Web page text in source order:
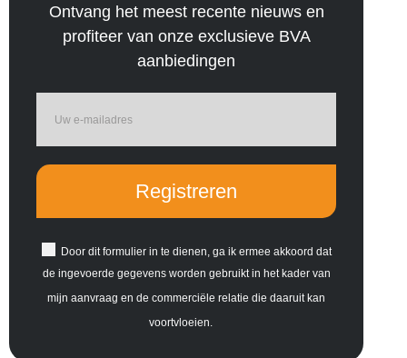
Ontvang het meest recente nieuws en
profiteer van onze exclusieve BVA
aanbiedingen
Door dit formulier in te dienen, ga ik ermee akkoord dat
de ingevoerde gegevens worden gebruikt in het kader van
mijn aanvraag en de commerciële relatie die daaruit kan
voortvloeien.
Registreren